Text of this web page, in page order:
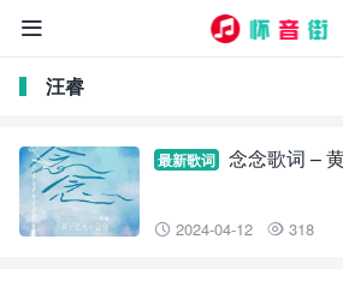

汪睿
最新歌词 念念歌词 –
 2024-04-12  318